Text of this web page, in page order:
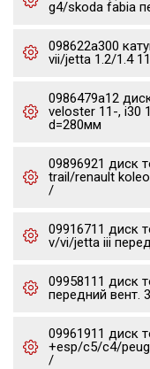
g4/skoda fabia
098622a300
vii/jetta 1.2/1.4
0986479a12
veloster 11-, i30
d=280мм
09896921 диск
trail/renault
/
09916711 диск
v/vi/jetta iii
09958111 диск
передний вент.
09961911 диск
+esp/c5/c4/
/